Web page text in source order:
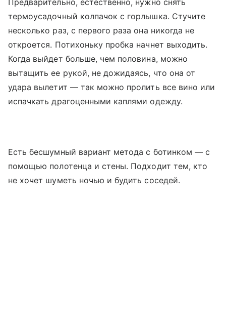
Предварительно, естественно, нужно снять
термоусадочный колпачок с горлышка. Стучите
несколько раз, с первого раза она никогда не
откроется. Потихоньку пробка начнет выходить.
Когда выйдет больше, чем половина, можно
вытащить ее рукой, не дожидаясь, что она от
удара вылетит — так можно пролить все вино или
испачкать драгоценными каплями одежду.
Есть бесшумный вариант метода с ботинком — с
помощью полотенца и стены. Подходит тем, кто
не хочет шуметь ночью и будить соседей.